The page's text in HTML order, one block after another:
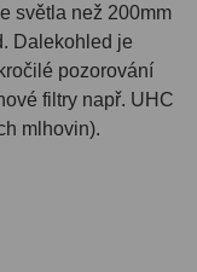
světla než 200mm
Dalekohled je
pozorování
filtry např. UHC
mlhovin).